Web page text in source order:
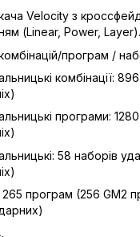
Velocity з
(Linear, Power, Layer).
комбінацій/програм /
комбінації:
програми:
58 наборів
265 програм (256 GM2